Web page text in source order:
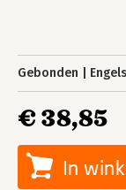
Gebonden Engels
€ 38,85
In